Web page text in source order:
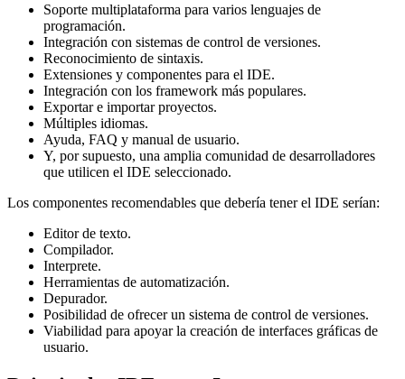
Soporte multiplataforma para varios lenguajes de
programación.
Integración con sistemas de control de versiones.
Reconocimiento de sintaxis.
Extensiones y componentes para el IDE.
Integración con los framework más populares.
Exportar e importar proyectos.
Múltiples idiomas.
Ayuda, FAQ y manual de usuario.
Y, por supuesto, una amplia comunidad de desarrolladores
que utilicen el IDE seleccionado.
Los componentes recomendables que debería tener el IDE serían:
Editor de texto.
Compilador.
Interprete.
Herramientas de automatización.
Depurador.
Posibilidad de ofrecer un sistema de control de versiones.
Viabilidad para apoyar la creación de interfaces gráficas de
usuario.